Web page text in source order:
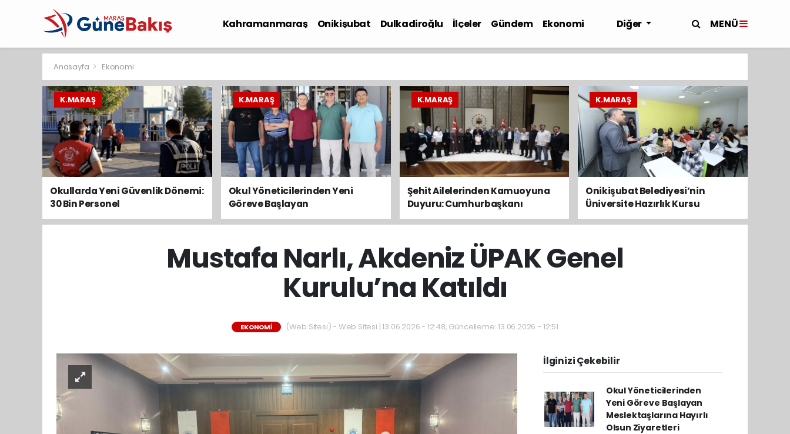
Kahramanmaraş Onikişubat Dulkadiroğlu İlçeler Gündem
Ekonomi
Diğer MENÜ
Anasayfa Ekonomi
K.MARAŞ
Okullarda Yeni Güvenlik Dönemi:
30 Bin Personel
Görevlendirilecek
K.MARAŞ
Okul Yöneticilerinden Yeni
Göreve Başlayan
Meslektaşlarına Hayırlı Olsun
K.MARAŞ
Şehit Ailelerinden Kamuoyuna
Duyuru: Cumhurbaşkanı
Erdoğan’a Taleplerimizi İlettik
K.MARAŞ
Onikişubat Belediyesi’nin
Üniversite Hazırlık Kursu
başvurularında son gün 7
Mustafa Narlı, Akdeniz ÜPAK Genel
Kurulu’na Katıldı
EKONOMI (Web Sitesi) - Web Sitesi | 13.06.2026 - 12:48, Güncelleme: 13.06.2026 - 12:51
İlginizi Çekebilir
Okul Yöneticilerinden
Yeni Göreve Başlayan
Meslektaşlarına Hayırlı
Olsun Ziyaretleri